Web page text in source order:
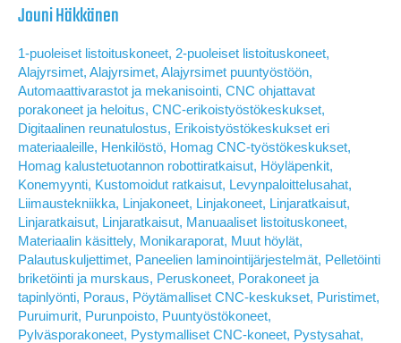
Jouni Häkkänen
1-puoleiset listoituskoneet, 2-puoleiset listoituskoneet,
Alajyrsimet, Alajyrsimet, Alajyrsimet puuntyöstöön,
Automaattivarastot ja mekanisointi, CNC ohjattavat
porakoneet ja heloitus, CNC-erikoistyöstökeskukset,
Digitaalinen reunatulostus, Erikoistyöstökeskukset eri
materiaaleille, Henkilöstö, Homag CNC-työstökeskukset,
Homag kalustetuotannon robottiratkaisut, Höyläpenkit,
Konemyynti, Kustomoidut ratkaisut, Levynpaloittelusahat,
Liimaustekniikka, Linjakoneet, Linjakoneet, Linjaratkaisut,
Linjaratkaisut, Linjaratkaisut, Manuaaliset listoituskoneet,
Materiaalin käsittely, Monikaraporat, Muut höylät,
Palautuskuljettimet, Paneelien laminointijärjestelmät, Pelletöinti
briketöinti ja murskaus, Peruskoneet, Porakoneet ja
tapinlyönti, Poraus, Pöytämalliset CNC-keskukset, Puristimet,
Puruimurit, Purunpoisto, Puuntyöstökoneet,
Pylväsporakoneet, Pystymalliset CNC-koneet, Pystysahat,